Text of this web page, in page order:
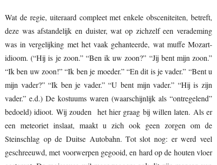
Wat de regie, uiteraard compleet met enkele obsceniteiten, betreft,
deze was afstandelijk en duister, wat op zichzelf een verademing
was in vergelijking met het vaak gehanteerde, wat muffe Mozart-
idioom. (“Hij is je zoon.” “Ben ik uw zoon?” “Jij bent mijn zoon.”
“Ik ben uw zoon!” “Ik ben je moeder.” “En dit is je vader.” “Bent u
mijn vader?” “Ik ben je vader.” “U bent mijn vader.” “Hij is zijn
vader.” e.d.) De kostuums waren (waarschijnlijk als “ontregelend”
bedoeld) idioot. Wij zouden het hier graag bij willen laten. Als er
een meteoriet inslaat, maakt u zich ook geen zorgen om de
Steinschlag op de Duitse Autobahn. Tot slot nog: er werd veel
geschreeuwd, met voorwerpen gegooid, en hard op de houten vloer